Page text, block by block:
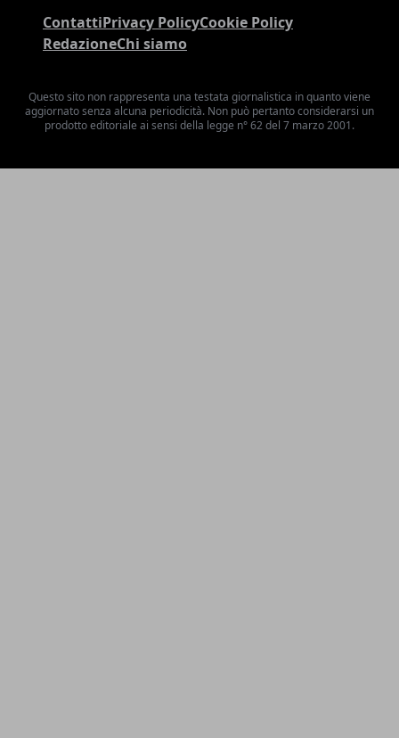
ContattiPrivacy PolicyCookie Policy
RedazioneChi siamo
Questo sito non rappresenta una testata giornalistica in quanto viene
aggiornato senza alcuna periodicità. Non può pertanto considerarsi un
prodotto editoriale ai sensi della legge n° 62 del 7 marzo 2001.